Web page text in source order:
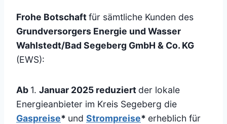
Frohe Botschaftfür sämtliche Kunden des
Grundversorgers Energie und Wasser
Wahlstedt/Bad Segeberg GmbH & Co. KG
(EWS):
Ab 1. Januar 2025 reduziert der lokale
Energieanbieter im Kreis Segeberg die
Gaspreise* und Strompreise* erheblich für